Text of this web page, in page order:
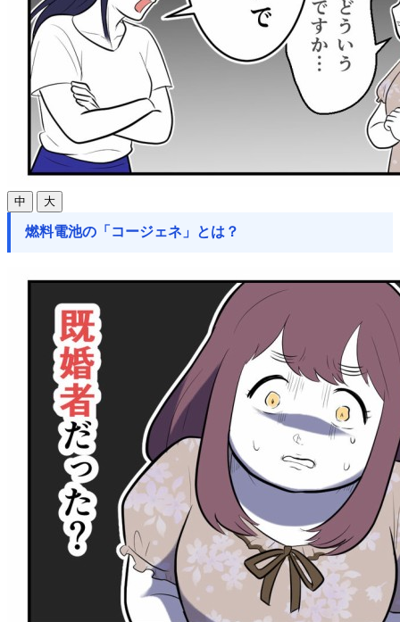
中 大
燃料電池の「コージェネ」とは？